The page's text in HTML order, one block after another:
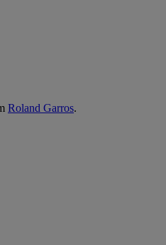
Roland Garros.